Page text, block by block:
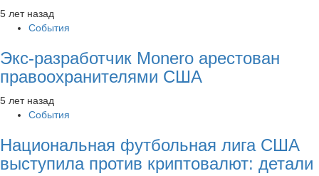
5 лет назад
События
Экс-разработчик Monero арестован
правоохранителями США
5 лет назад
События
Национальная футбольная лига США
выступила против криптовалют: детали